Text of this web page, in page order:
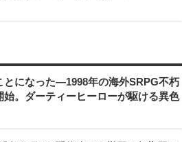
とになった―1998年の海外SRPG不朽
。ダーティーヒーローが駆ける異色